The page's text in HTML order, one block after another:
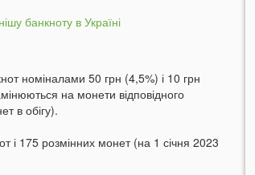
номіналами 50 грн (4,5%) і 10 грн
на монети відповідного
в обігу).
і 175 розмінних монет (на 1 січня 2023